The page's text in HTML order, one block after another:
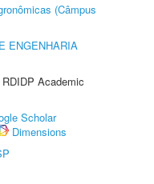
(Câmpus
ENGENHARIA
Academic
Scholar
Dimensions